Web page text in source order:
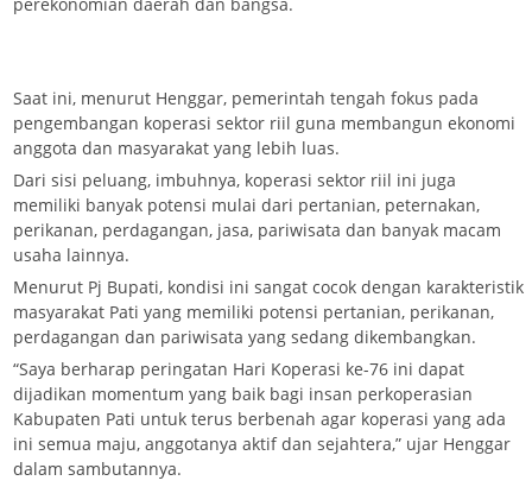
Saat ini, menurut Henggar, pemerintah tengah fokus pada
pengembangan koperasi sektor riil guna membangun ekonomi
anggota dan masyarakat yang lebih luas.
Dari sisi peluang, imbuhnya, koperasi sektor riil ini juga
memiliki banyak potensi mulai dari pertanian, peternakan,
perikanan, perdagangan, jasa, pariwisata dan banyak macam
usaha lainnya.
Menurut Pj Bupati, kondisi ini sangat cocok dengan karakteristik
masyarakat Pati yang memiliki potensi pertanian, perikanan,
perdagangan dan pariwisata yang sedang dikembangkan.
“Saya berharap peringatan Hari Koperasi ke-76 ini dapat
dijadikan momentum yang baik bagi insan perkoperasian
Kabupaten Pati untuk terus berbenah agar koperasi yang ada
ini semua maju, anggotanya aktif dan sejahtera,” ujar Henggar
dalam sambutannya.